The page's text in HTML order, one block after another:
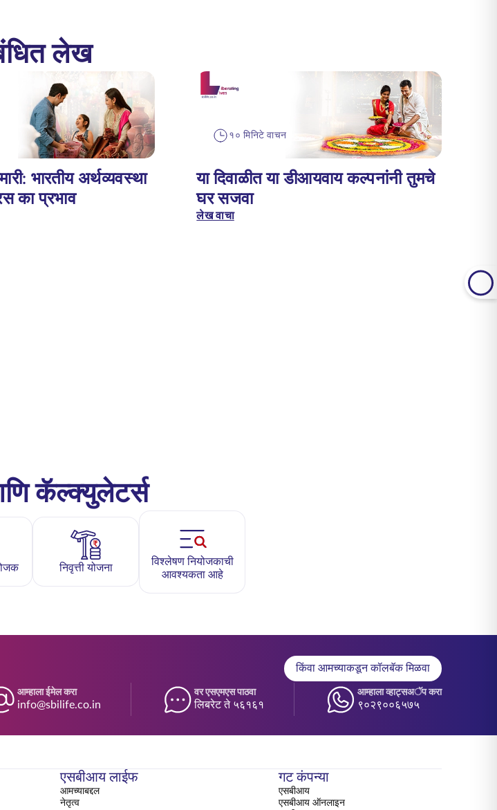
लेख
भारतीय अर्थव्यवस्था
का प्रभाव
१० मिनिटे वाचन
या दिवाळीत या डीआयवाय कल्पनांनी तुमचे
घर सजवा
लेख वाचा
कॅल्क्युलेटर्स
निवृत्ती योजना
विश्लेषण नियोजकाची
आवश्यकता आहे
किंवा आमच्याकडून कॉलबॅक मिळवा
आम्हाला ईमेल करा
info@sbilife.co.in
वर एसएमएस पाठवा
लिबरेट ते ५६१६१
आम्हाला व्हाट्सअॅप करा
९०२९००६५७५
एसबीआय लाईफ
आमच्याबद्दल
नेतृत्व
गट कंपन्या
एसबीआय
एसबीआय ऑनलाइन